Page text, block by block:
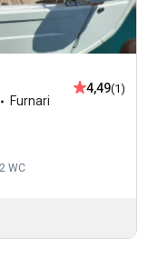
Furnari
4,49(1)
2 WC